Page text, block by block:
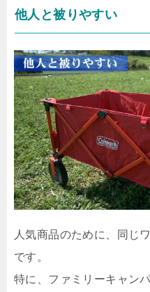
他人と被りやすい
人気商品のために、同じ
です。
特に、ファミリーキャン